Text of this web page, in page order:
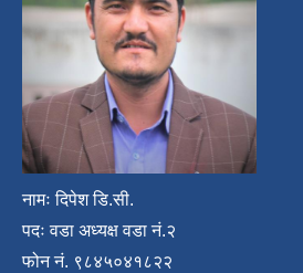
नामः दिपेश डि.सी.
पदः वडा अध्यक्ष वडा नं.२
फोन नं. ९८४५०४१८२२